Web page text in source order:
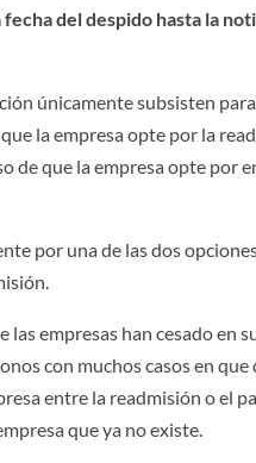
del despido hasta la
únicamente subsisten
la empresa opte por la
de que la empresa opte por
por una de las dos
las empresas han cesado en
con muchos casos en que
entre la readmisión o el
que ya no existe.